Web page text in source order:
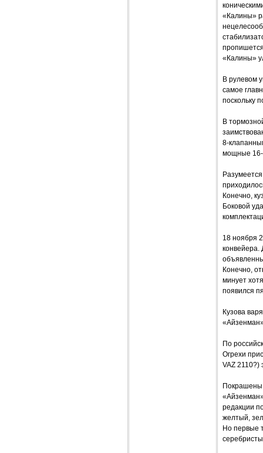
«Калины»
«Калины»
В рулевом
самое
поскольку
В
8-
мощные
Конечно,
Боковой
18 ноября
конвейера.
Конечно,
минует
появился
Кузова
По
Огрехи
VAZ 2110?)
Покрашены
редакции
желтый,
Но первые